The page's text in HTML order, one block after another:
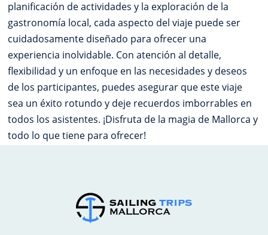
planificación de actividades y la exploración de la
gastronomía local, cada aspecto del viaje puede ser
cuidadosamente diseñado para ofrecer una
experiencia inolvidable. Con atención al detalle,
flexibilidad y un enfoque en las necesidades y deseos
de los participantes, puedes asegurar que este viaje
sea un éxito rotundo y deje recuerdos imborrables en
todos los asistentes. ¡Disfruta de la magia de Mallorca y
todo lo que tiene para ofrecer!